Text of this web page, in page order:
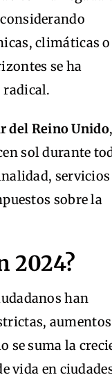
climáticas o
se ha
radical.
del Reino Unido,
sol durante
servicios
sobre la
2024?
han
se suma la
vida en